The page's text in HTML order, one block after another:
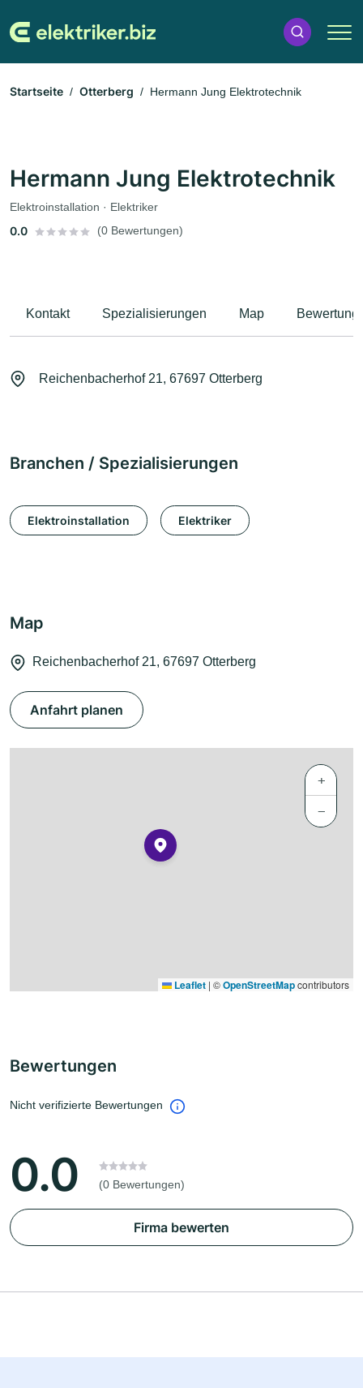
Startseite Otterberg Hermann Jung Elektrotechnik
Hermann Jung Elektrotechnik
Elektroinstallation · Elektriker
0.0 (0 Bewertungen)
Kontakt Spezialisierungen Map
Reichenbacherhof 21, 67697 Otterberg
Branchen / Spezialisierungen
Elektroinstallation Elektriker
Map
Reichenbacherhof 21, 67697 Otterberg
Anfahrt planen
+
−
Leaflet | ©OpenStreetMapcontributors
Bewertungen
Nicht verifizierte Bewertungen
0.0 (0 Bewertungen)
Firma bewerten